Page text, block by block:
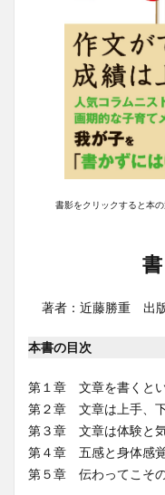
書影をクリックすると本
著者：近藤勝重 出
本書の目次
第１章 文章を書くと
第２章 文章は上手、
第３章 文章は体験と
第４章 五感と身体感
第５章 伝わってこそ